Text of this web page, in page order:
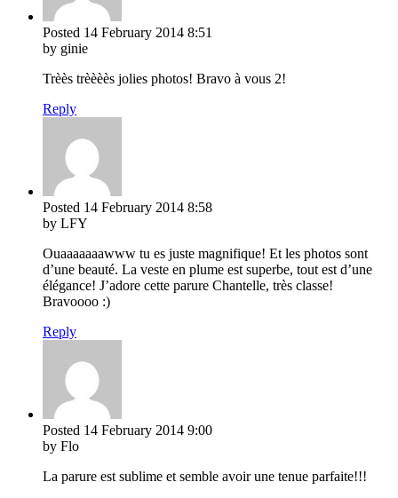
Posted 14 February 2014 8:51
by ginie
Trèès trèèèès jolies photos! Bravo à vous 2!
Reply
Posted 14 February 2014 8:58
by LFY
Ouaaaaaaawww tu es juste magnifique! Et les photos sont
d’une beauté. La veste en plume est superbe, tout est d’une
élégance! J’adore cette parure Chantelle, très classe!
Bravoooo :)
Reply
Posted 14 February 2014 9:00
by Flo
La parure est sublime et semble avoir une tenue parfaite!!!